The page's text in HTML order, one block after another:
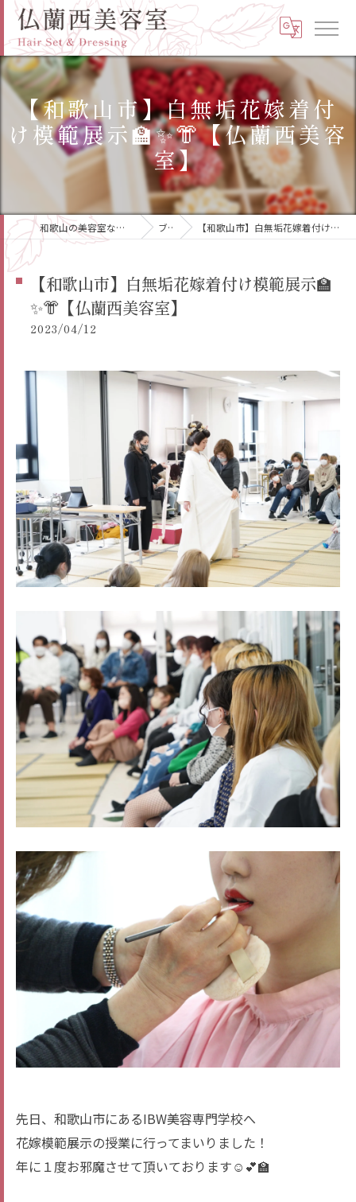
【和歌山市】白無垢花嫁着付
け模範展示🏫✨👘【仏蘭西美容
室】
和歌山の美容室なら高品質の仏蘭西美容室 ブログ 【和歌山市】白無垢花嫁着付け模範展示🏫✨👘【仏蘭西美容室】
【和歌山市】白無垢花嫁着付け模範展示🏫
✨👘【仏蘭西美容室】
2023/04/12
先日、和歌山市にあるIBW美容専門学校へ
花嫁模範展示の授業に行ってまいりました！
年に１度お邪魔させて頂いております☺️💕🏫